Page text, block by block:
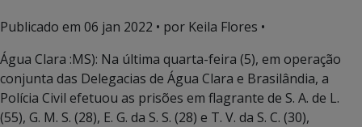
Publicado em 06 jan 2022 • por Keila Flores •
Água Clara :MS): Na última quarta-feira (5), em operação
conjunta das Delegacias de Água Clara e Brasilândia, a
Polícia Civil efetuou as prisões em flagrante de S. A. de L.
(55), G. M. S. (28), E. G. da S. S. (28) e T. V. da S. C. (30),